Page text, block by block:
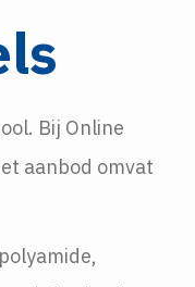
Bij Online
aanbod omvat